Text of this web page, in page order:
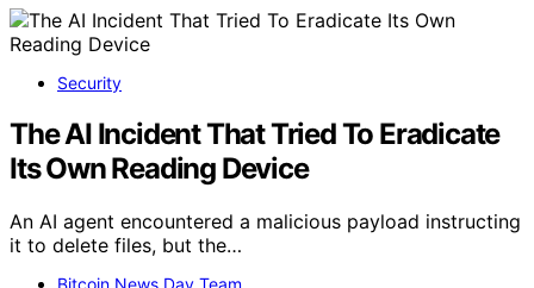
Security
The AI Incident That Tried To Eradicate
Its Own Reading Device
An AI agent encountered a malicious payload instructing
it to delete files, but the…